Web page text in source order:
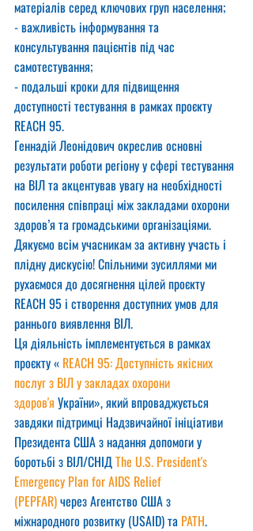
матеріалів серед ключових груп населення;
- важливість інформування та
консультування пацієнтів під час
самотестування;
- подальші кроки для підвищення
доступності тестування в рамках проєкту
REACH 95.
Геннадій Леонідович окреслив основні
результати роботи регіону у сфері тестування
на ВІЛ та акцентував увагу на необхідності
посилення співпраці між закладами охорони
здоров’я та громадськими організаціями.
Дякуємо всім учасникам за активну участь і
плідну дискусію! Спільними зусиллями ми
рухаємося до досягнення цілей проєкту
REACH 95 і створення доступних умов для
раннього виявлення ВІЛ.
Ця діяльність імплементується в рамках
проєкту « REACH 95: Доступність якісних
послуг з ВІЛ у закладах охорони
здоров'я України», який впроваджується
завдяки підтримці Надзвичайної ініціативи
Президента США з надання допомоги у
боротьбі з ВІЛ/СНІД The U.S. President's
Emergency Plan for AIDS Relief
(PEPFAR) через Агентство США з
міжнародного розвитку (USAID) та PATH.